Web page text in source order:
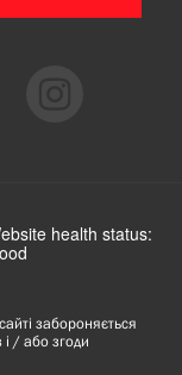
health status:
забороняється
/ або згоди